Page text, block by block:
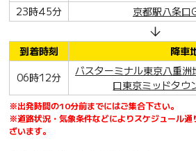
23時45分
京都駅八条口
到着時刻
降車
06時12分
バスターミナル東京八重
口東京ミッドタウ
※出発時間の10分前までにはご集合下さい。
※道路状況・気象条件などによりスケジュール通
ざいます。